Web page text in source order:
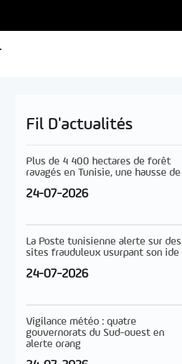
Fil D'actualités
Plus de 4 400 hectares de forêt
ravagés en Tunisie, une hausse de
24-07-2026
La Poste tunisienne alerte sur des
sites frauduleux usurpant son ide
24-07-2026
Vigilance météo : quatre
gouvernorats du Sud-ouest en
alerte orang